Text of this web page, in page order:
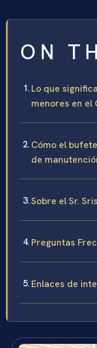
ON
Lo que
menores en el
Cómo el
de
Sobre el Sr.
Preguntas
Enlaces de